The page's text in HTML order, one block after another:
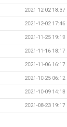
2021-12-02 18:37
2021-12-02 17:46
2021-11-25 19:19
2021-11-16 18:17
2021-11-06 16:17
2021-10-25 06:12
2021-10-09 14:18
2021-08-23 19:17